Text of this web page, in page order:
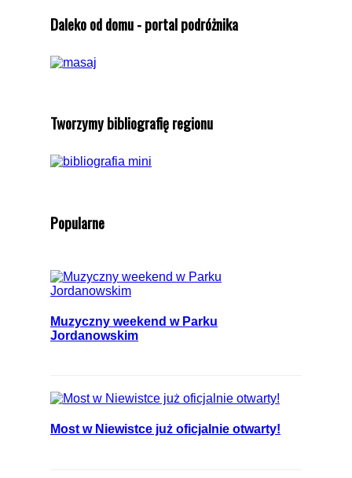
Daleko od domu - portal podróżnika
Tworzymy bibliografię regionu
Popularne
Muzyczny weekend w Parku
Jordanowskim
Most w Niewistce już oficjalnie otwarty!